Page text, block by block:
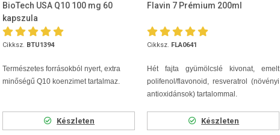
BioTech USA Q10 100 mg 60
kapszula
Cikksz. BTU1394
Természetes forrásokból nyert, extra
minőségű Q10 koenzimet tartalmaz.
Készleten
Flavin 7 Prémium 200ml
Cikksz. FLA0641
Hét fajta gyümölcslé kivonat, emelt
polifenol/flavonoid, resveratrol (növényi
antioxidánsok) tartalommal.
Készleten